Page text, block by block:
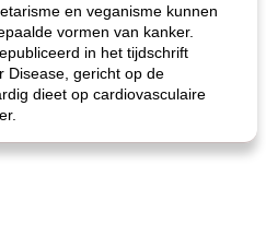
en veganisme kunnen
vormen van kanker.
in het tijdschrift
Disease, gericht op de
dieet op cardiovasculaire